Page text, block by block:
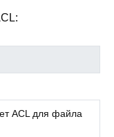
ACL для файла